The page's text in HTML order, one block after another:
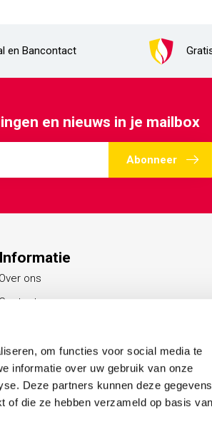
om functies voor social media te
informatie over uw gebruik van onze
Deze partners kunnen deze gegevens
of die ze hebben verzameld op basis van
en Bancontact
en nieuws in je mailbox
Abonneer
Informatie
Over ons
Contact